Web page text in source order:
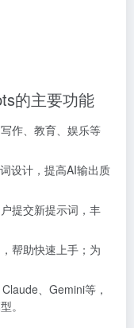
的主要功能
作、教育、娱乐等
设计，提高AI输出质
提交新提示词，丰
帮助快速上手；为
、Gemini等，
。